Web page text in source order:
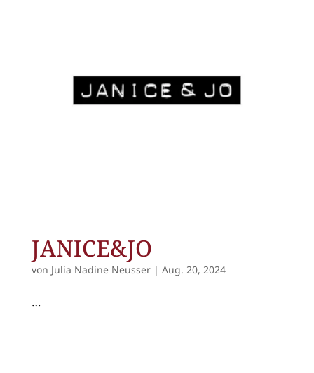
JANICE&JO
von Julia Nadine Neusser| Aug. 20, 2024
…